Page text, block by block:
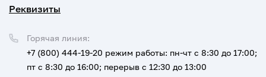
Реквизиты
Горячая линия:
+7 (800) 444-19-20 режим работы: пн-чт с 8:30 до 17:00;
пт с 8:30 до 16:00; перерыв с 12:30 до 13:00